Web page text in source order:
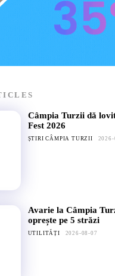
Câmpia Turzii dă
Fest 2026
ȘTIRI CÂMPIA TURZII 2026-
Avarie la Câmpia
oprește pe 5 străzi
UTILITĂȚI 2026-08-07